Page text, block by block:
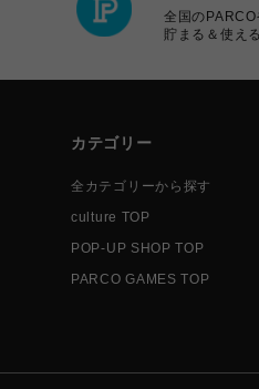
全国の
貯まる＆使える
カテゴリー
全カテゴリーから探す
culture TOP
POP-UP SHOP TOP
PARCO GAMES TOP